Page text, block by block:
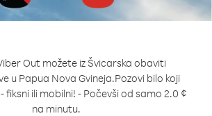
Out možete iz Švicarska obaviti
u Papua Nova Gvineja.Pozovi bilo koji
fiksni ili mobilni! - Počevši od samo 2.0 ¢
na minutu.